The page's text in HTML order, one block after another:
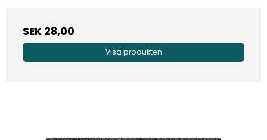
SEK 28,00
Visa produkten